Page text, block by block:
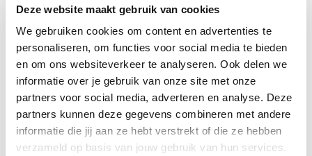
Deze website maakt gebruik van cookies
We gebruiken cookies om content en advertenties te
personaliseren, om functies voor social media te bieden
en om ons websiteverkeer te analyseren. Ook delen we
informatie over je gebruik van onze site met onze
partners voor social media, adverteren en analyse. Deze
partners kunnen deze gegevens combineren met andere
informatie die jij aan ze hebt verstrekt of die ze hebben
verzameld op basis van jouw gebruik van hun services.
creëer je een mooie harmonie in je badkamer!
Eigenschappen
Kleur: Gold / Goud
Materiaal: RVS
Garantietermijn: 5 jaar
Kleur en materiaal
De badthermostaat is in de kleur Gold / Goud en de